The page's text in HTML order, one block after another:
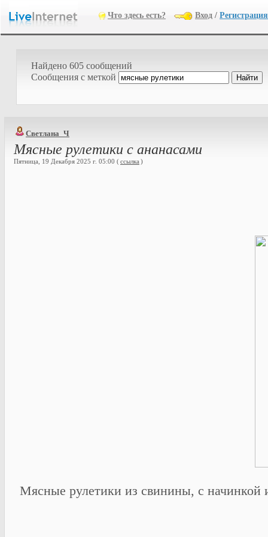
Что здесь есть? Вход / Регистрация
Найдено 605 сообщений
Cообщения с меткой
Светлана_Ч
Мясные рулетики с ананасами
Пятница, 19 Декабря 2025 г. 05:00 (ссылка )
Мясные рулетики из свинины, с начинкой